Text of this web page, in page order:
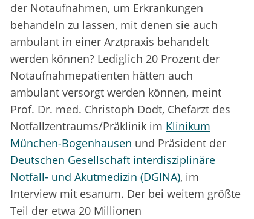
der Notaufnahmen, um Erkrankungen
behandeln zu lassen, mit denen sie auch
ambulant in einer Arztpraxis behandelt
werden können? Lediglich 20 Prozent der
Notaufnahmepatienten hätten auch
ambulant versorgt werden können, meint
Prof. Dr. med. Christoph Dodt, Chefarzt des
Notfallzentraums/Präklinik im Klinikum
München-Bogenhausen und Präsident der
Deutschen Gesellschaft interdisziplinäre
Notfall- und Akutmedizin (DGINA), im
Interview mit esanum. Der bei weitem größte
Teil der etwa 20 Millionen